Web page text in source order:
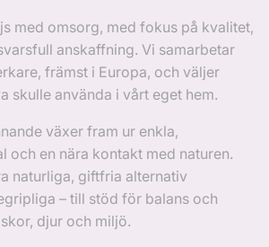
med omsorg, med fokus på kvalitet,
anskaffning. Vi samarbetar
främst i Europa, och väljer
skulle använda i vårt eget hem.
växer fram ur enkla,
och en nära kontakt med naturen.
naturliga, giftfria alternativ
– till stöd för balans och
djur och miljö.